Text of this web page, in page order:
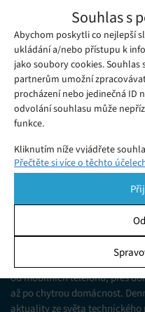
Souhlas s
Abychom poskytli co nejlepší
ukládání a/nebo přístupu k
jako soubory cookies.
partnerům umožní
procházení nebo jedinečná ID
odvolání souhlasu může
funkce.
Kliknutím níže vyjádřete
podrobnější rozhodnutí. Vaše
pomocí přepínačů v
Spravovat souhlas ve spodní
Ukládání a/nebo přístup k
publiku prostřednictvím
různých zdrojů.
Přečtěte si více o těchto
dostupná i na
Úterý 14. 04. 2020 Samuel
Journey podle mnohých
kdy vyšly.
Jsme web zajímající se o
od mobilních telefonů, přes
až po chytrou domácnost.
aktuality ze světa technického